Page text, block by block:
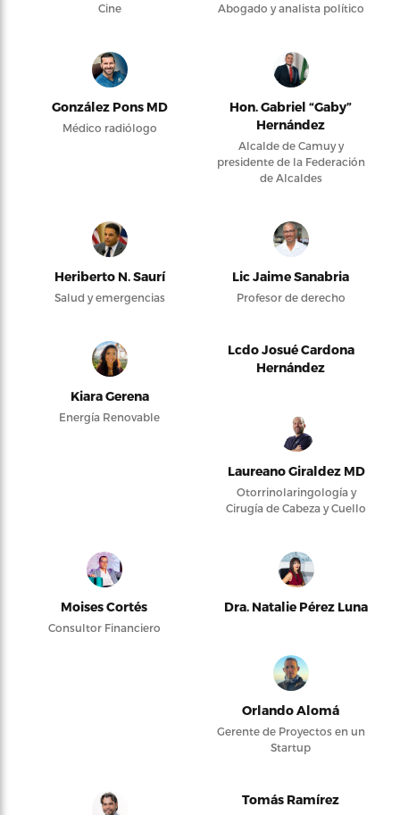
Cine Abogado y analista político
González Pons MD
Médico radiólogo
Hon. Gabriel “Gaby”
Hernández
Alcalde de Camuy y
presidente de la Federación
de Alcaldes
Heriberto N. Saurí
Salud y emergencias
Lic Jaime Sanabria
Profesor de derecho
Kiara Gerena
Energía Renovable
Lcdo Josué Cardona
Hernández
Laureano Giraldez MD
Otorrinolaringología y
Cirugía de Cabeza y Cuello
Moises Cortés
Consultor Financiero
Dra. Natalie Pérez Luna
Orlando Alomá
Gerente de Proyectos en un
Startup
Tomás Ramírez